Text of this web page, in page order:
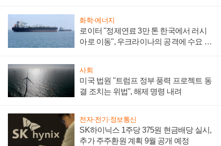
화학·에너지
로이터 "정제연료 3만 톤 한국에서 러시
아로 이동", 우크라이나의 공격에 수요 늘
사회
미국 법원 "트럼프 정부 풍력 프로젝트 동
결 조치는 위법", 해제 명령 내려
전자·전기·정보통신
SK하이닉스 1주당 375원 현금배당 실시,
추가 주주환원 계획 9월 공개 예정